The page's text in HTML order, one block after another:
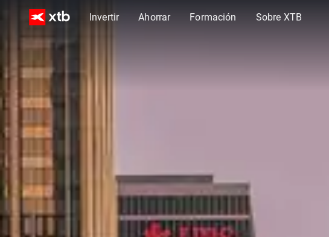
Invertir Ahorrar Formación Sobre XTB